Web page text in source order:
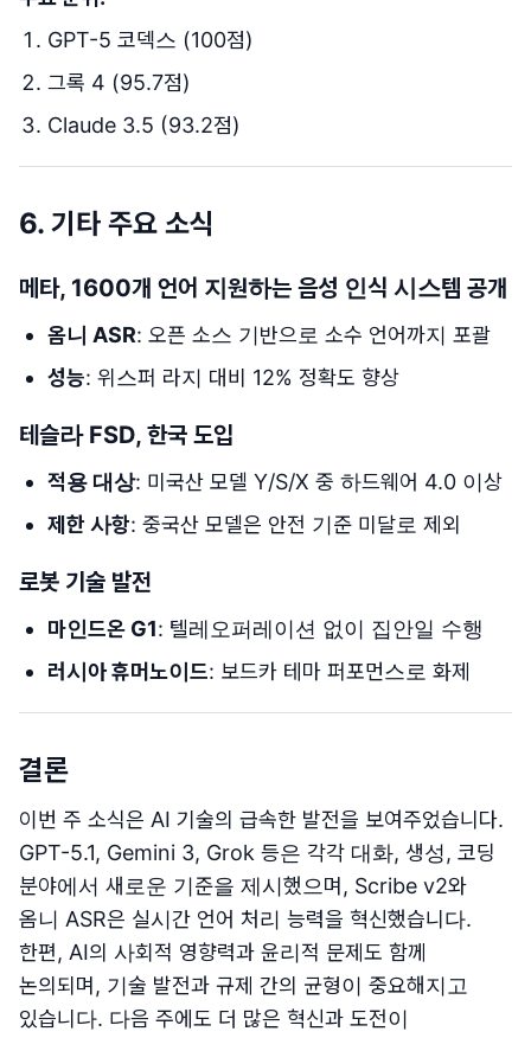
GPT-5 코덱스 (100점)
그록 4 (95.7점)
Claude 3.5 (93.2점)
6. 기타 주요 소식
메타, 1600개 언어 지원하는 음성 인식 시스템 공개
옴니 ASR: 오픈 소스 기반으로 소수 언어까지 포괄
성능: 위스퍼 라지 대비 12% 정확도 향상
테슬라 FSD, 한국 도입
적용 대상: 미국산 모델 Y/S/X 중 하드웨어 4.0 이상
제한 사항: 중국산 모델은 안전 기준 미달로 제외
로봇 기술 발전
마인드온 G1: 텔레오퍼레이션 없이 집안일 수행
러시아 휴머노이드: 보드카 테마 퍼포먼스로 화제
결론
이번 주 소식은 AI 기술의 급속한 발전을 보여주었습니다.
GPT-5.1, Gemini 3, Grok 등은 각각 대화, 생성, 코딩
분야에서 새로운 기준을 제시했으며, Scribe v2와
옴니 ASR은 실시간 언어 처리 능력을 혁신했습니다.
한편, AI의 사회적 영향력과 윤리적 문제도 함께
논의되며, 기술 발전과 규제 간의 균형이 중요해지고
있습니다. 다음 주에도 더 많은 혁신과 도전이